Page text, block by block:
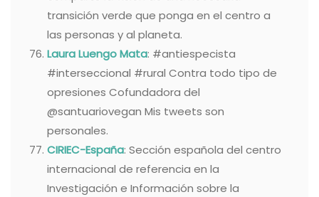
transición verde que ponga en el centro a
las personas y al planeta.
Laura Luengo Mata: #antiespecista
#interseccional #rural Contra todo tipo de
opresiones Cofundadora del
@santuariovegan Mis tweets son
personales.
CIRIEC-España: Sección española del centro
internacional de referencia en la
Investigación e Información sobre la